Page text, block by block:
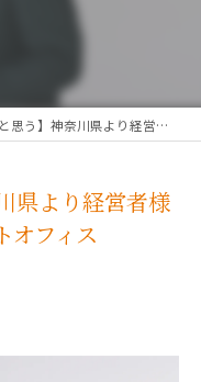
より経営者様へ発信｜労務コンサルタントオフィスTAMAKI
県より経営者様
オフィス